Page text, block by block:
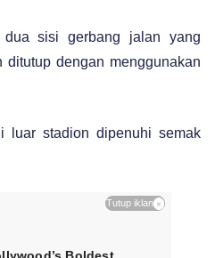
dua sisi gerbang jalan yang
ditutup dengan menggunakan
luar stadion dipenuhi semak
Tutup iklan ×